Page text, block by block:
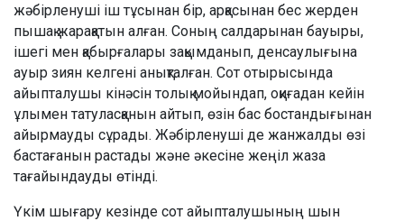
жәбірленуші іш тұсынан бір, арқасынан бес жерден
пышақ жарақатын алған. Соның салдарынан бауыры,
ішегі мен қабырғалары зақымданып, денсаулығына
ауыр зиян келгені анықталған. Сот отырысында
айыпталушы кінәсін толық мойындап, оқиғадан кейін
ұлымен татуласқанын айтып, өзін бас бостандығынан
айырмауды сұрады. Жәбірленуші де жанжалды өзі
бастағанын растады және әкесіне жеңіл жаза
тағайындауды өтінді.
Үкім шығару кезінде сот айыпталушының шын